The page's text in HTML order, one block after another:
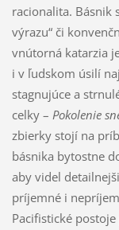
racionalita. Básnik
výrazu“ či
vnútorná katarzia
i v ľudskom úsilí
stagnujúce a
celky – Pokolenie
zbierky stojí na
básnika bytostne
aby videl
príjemné i
Pacifistické